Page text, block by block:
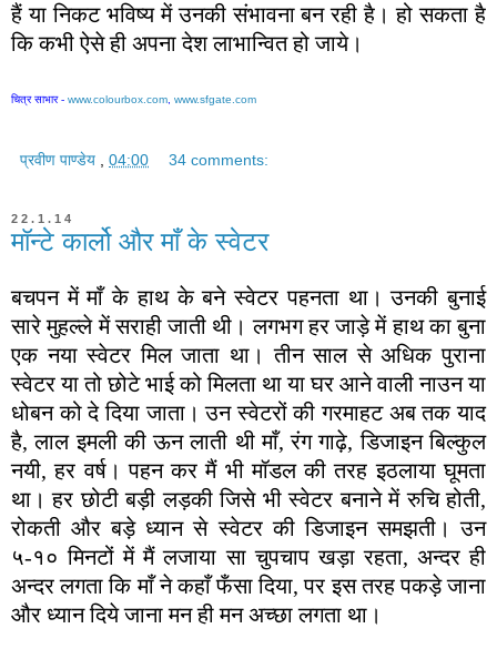
हैं या निकट भविष्य में उनकी संभावना बन रही है। हो सकता है
कि कभी ऐसे ही अपना देश लाभान्वित हो जाये।
चित्र साभार - www.colourbox.com www.sfgate.com
प्रवीण पाण्डेय 04:00 34 comments:
22.1.14
मॉन्टे कार्लो और माँ के स्वेटर
बचपन में माँ के हाथ के बने स्वेटर पहनता था। उनकी बुनाई
सारे मुहल्ले में सराही जाती थी। लगभग हर जाड़े में हाथ का बुना
एक नया स्वेटर मिल जाता था। तीन साल से अधिक पुराना
स्वेटर या तो छोटे भाई को मिलता था या घर आने वाली नाउन या
धोबन को दे दिया जाता। उन स्वेटरों की गरमाहट अब तक याद
है, लाल इमली की ऊन लाती थी माँ, रंग गाढ़े, डिजाइन बिल्कुल
नयी, हर वर्ष। पहन कर मैं भी मॉडल की तरह इठलाया घूमता
था। हर छोटी बड़ी लड़की जिसे भी स्वेटर बनाने में रुचि होती,
रोकती और बड़े ध्यान से स्वेटर की डिजाइन समझती। उन
५-१० मिनटों में मैं लजाया सा चुपचाप खड़ा रहता, अन्दर ही
अन्दर लगता कि माँ ने कहाँ फँसा दिया, पर इस तरह पकड़े जाना
और ध्यान दिये जाना मन ही मन अच्छा लगता था।